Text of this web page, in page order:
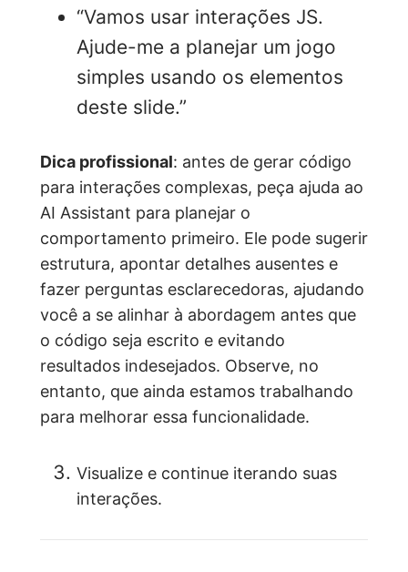
“Vamos usar interações JS.
Ajude-me a planejar um jogo
simples usando os elementos
deste slide.”
Dica profissional: antes de gerar código
para interações complexas, peça ajuda ao
AI Assistant para planejar o
comportamento primeiro. Ele pode sugerir
estrutura, apontar detalhes ausentes e
fazer perguntas esclarecedoras, ajudando
você a se alinhar à abordagem antes que
o código seja escrito e evitando
resultados indesejados. Observe, no
entanto, que ainda estamos trabalhando
para melhorar essa funcionalidade.
Visualize e continue iterando suas
interações.